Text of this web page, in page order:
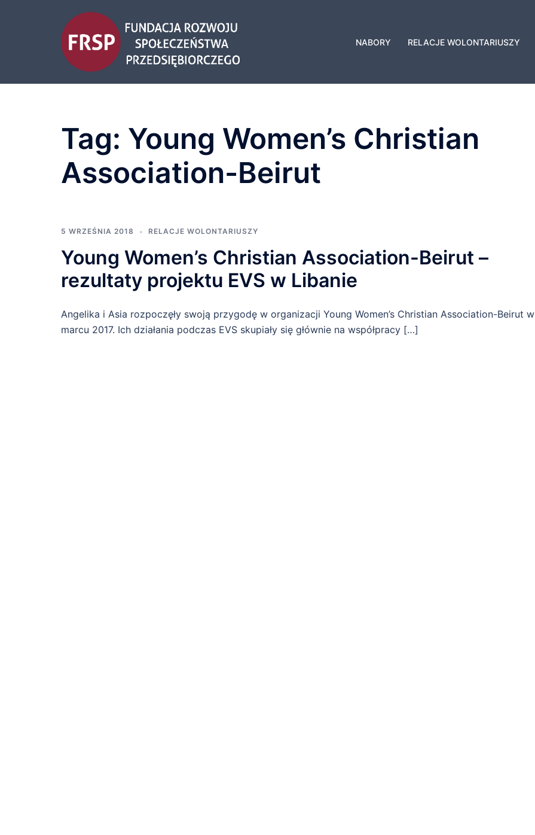
NABORY RELACJE WOLONTARIUSZY
Tag: Young Women’s Christian
Association-Beirut
5 WRZEŚNIA 2018 RELACJE WOLONTARIUSZY
Young Women’s Christian Association-Beirut –
rezultaty projektu EVS w Libanie
Angelika i Asia rozpoczęły swoją przygodę w organizacji Young Women’s Christian Association-Beirut w
marcu 2017. Ich działania podczas EVS skupiały się głównie na współpracy […]